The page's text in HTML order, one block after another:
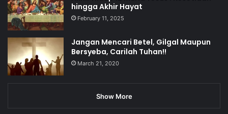
hingga Akhir Hayat
February 11, 2025
Jangan Mencari Betel, Gilgal Maupun
Bersyeba, Carilah Tuhan!!
March 21, 2020
Show More